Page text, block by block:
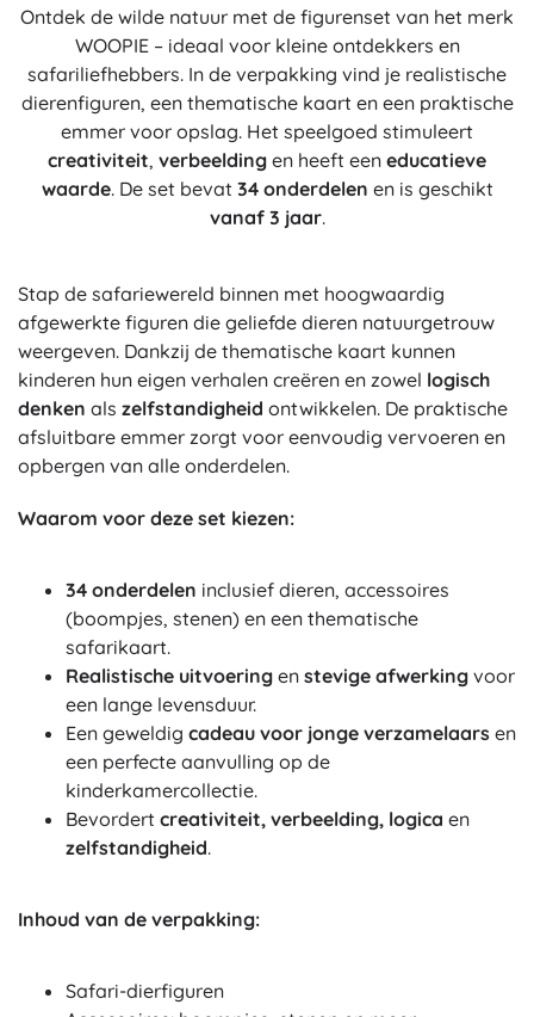
Ontdek de wilde natuur met de figurenset van het merk
WOOPIE – ideaal voor kleine ontdekkers en
safariliefhebbers. In de verpakking vind je realistische
dierenfiguren, een thematische kaart en een praktische
emmer voor opslag. Het speelgoed stimuleert
creativiteit, verbeelding en heeft een educatieve
waarde. De set bevat 34 onderdelen en is geschikt
vanaf 3 jaar.
Stap de safariewereld binnen met hoogwaardig
afgewerkte figuren die geliefde dieren natuurgetrouw
weergeven. Dankzij de thematische kaart kunnen
kinderen hun eigen verhalen creëren en zowel logisch
denken als zelfstandigheid ontwikkelen. De praktische
afsluitbare emmer zorgt voor eenvoudig vervoeren en
opbergen van alle onderdelen.
Waarom voor deze set kiezen:
34 onderdelen inclusief dieren, accessoires
(boompjes, stenen) en een thematische
safarikaart.
Realistische uitvoering en stevige afwerking voor
een lange levensduur.
Een geweldig cadeau voor jonge verzamelaars en
een perfecte aanvulling op de
kinderkamercollectie.
Bevordert creativiteit, verbeelding, logica en
zelfstandigheid.
Inhoud van de verpakking:
Safari-dierfiguren